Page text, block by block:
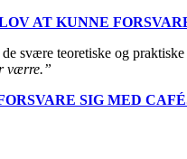
AT KUNNE
svære teoretiske og
værre.”
SIG MED